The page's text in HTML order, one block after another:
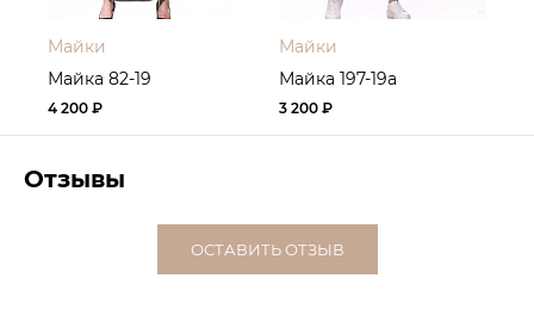
Майки
Майка 82-19
4 200 ₽
Майки
Майка 197-19а
3 200 ₽
Отзывы
ОСТАВИТЬ ОТЗЫВ